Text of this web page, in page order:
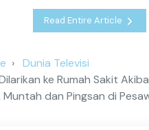
Read Entire Article
Dunia Televisi
ke Rumah Sakit
Muntah dan Pingsan di